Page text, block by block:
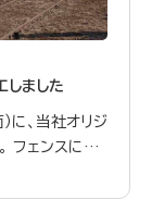
しました
に、当社オリジ
ェンスには、
ンを取り入れ